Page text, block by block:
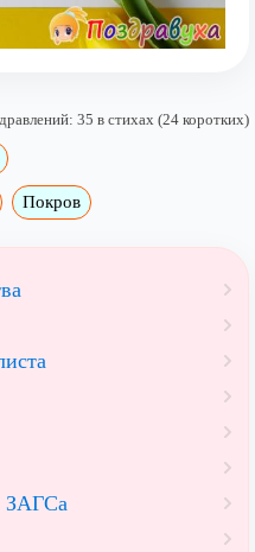
35 в стихах (24 коротких)
Покров
ЗАГСа